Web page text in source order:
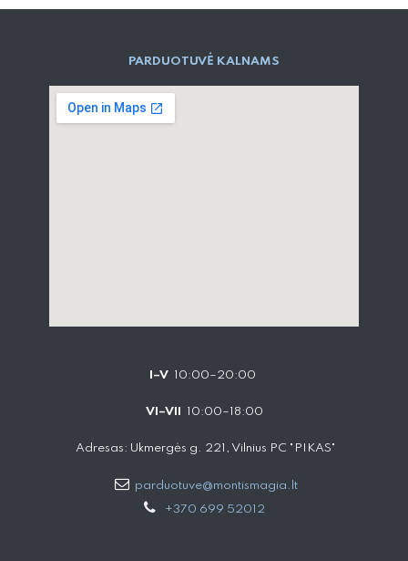
PARD​UOTUVĖ​ KALNAMS
I–V 10:00–20:00
VI–VII 10:00–18:00
Adresas: Ukmergės g. 221, Vilnius PC "PIKAS"
parduotuve@montismagia.lt
+370 699 52012